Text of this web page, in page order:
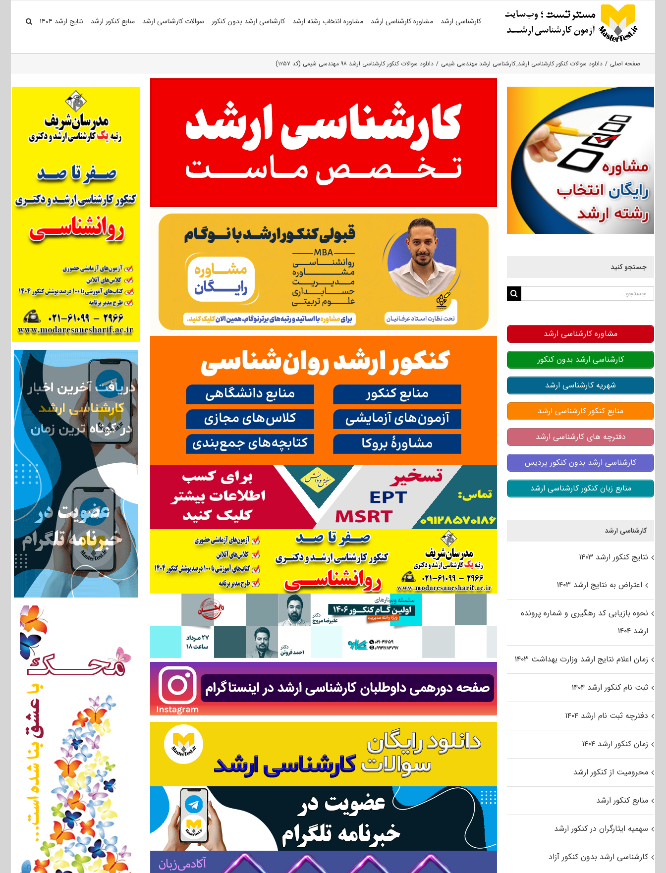
کارشناسی ارشد مشاوره کارشناسی ارشد مشاوره انتخاب رشته ارشد کارشناسی ارشد بدون کنکور سوالات کارشناسی ارشد منابع کنکور ارشد نتایج ارشد ۱۴۰۴
صفحه اصلی دانلود سوالات کنکور کارشناسی ارشد کارشناسی ارشد مهندسی شیمی دانلود سوالات کنکور کارشناسی ارشد ۹۸ مهندسی شیمی (کد ۱۲۵۷)
جستجو کنید
جستجو
مشاوره کارشناسی ارشد
کارشناسی ارشد بدون کنکور
شهریه کارشناسی ارشد
منابع کنکور کارشناسی ارشد
دفترچه های کارشناسی ارشد
کارشناسی ارشد بدون کنکور پردیس
منابع زبان کنکور کارشناسی ارشد
کارشناسی ارشد
نتایج کنکور ارشد ۱۴۰۳
اعتراض به نتایج ارشد ۱۴۰۳
نحوه بازیابی کد رهگیری و شماره پرونده
ارشد ۱۴۰۴
زمان اعلام نتایج ارشد وزارت بهداشت ۱۴۰۳
ثبت نام کنکور ارشد ۱۴۰۴
دفترچه ثبت نام ارشد ۱۴۰۴
زمان کنکور ارشد ۱۴۰۴
محرومیت از کنکور ارشد
منابع کنکور ارشد
سهمیه ایثارگران در کنکور ارشد
کارشناسی ارشد بدون کنکور آزاد